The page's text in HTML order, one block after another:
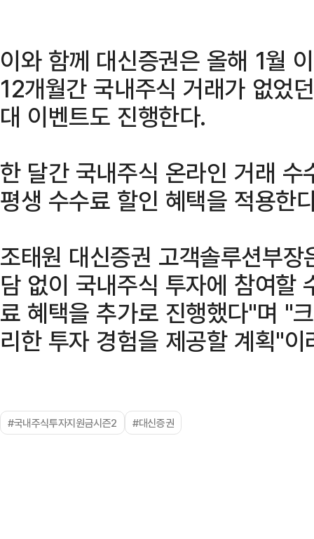
이와 함께 대신증권은 올해 1월
12개월간 국내주식 거래가 없었
대 이벤트도 진행한다.
한 달간 국내주식 온라인 거래
평생 수수료 할인 혜택을 적용한
조태원 대신증권 고객솔루션부
담 없이 국내주식 투자에 참여할
료 혜택을 추가로 진행했다"며 "
리한 투자 경험을 제공할 계획"이
#국내주식투자지원금시즌2 #대신증권